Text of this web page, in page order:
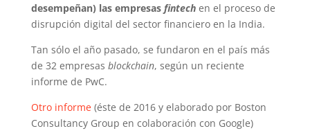
desempeñan) las empresas fintechen el proceso de
disrupción digital del sector financiero en la India.
Tan sólo el año pasado, se fundaron en el país más
de 32 empresas blockchain, según un reciente
informe de PwC.
Otro informe(éste de 2016 y elaborado por Boston
Consultancy Group en colaboración con Google)